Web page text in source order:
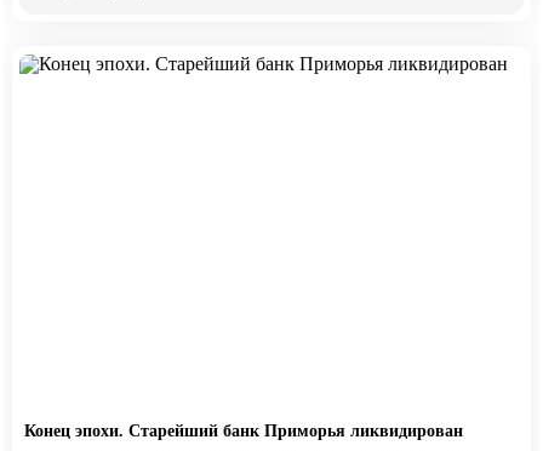
Конец эпохи. Старейший банк Приморья ликвидирован